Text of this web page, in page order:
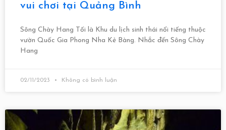
vui chơi tại Quảng Bình
Sông Chày Hang Tối là Khu du lịch sinh thái nổi tiếng thuộc
vườn Quốc Gia Phong Nha Kẻ Bàng. Nhắc đến Sông Chày
Hang
02/11/2023 Không có bình luận